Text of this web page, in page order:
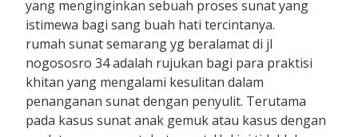
yang menginginkan sebuah proses sunat yang
istimewa bagi sang buah hati tercintanya.
rumah sunat semarang yg beralamat di jl
nogososro 34 adalah rujukan bagi para praktisi
khitan yang mengalami kesulitan dalam
penanganan sunat dengan penyulit. Terutama
pada kasus sunat anak gemuk atau kasus dengan